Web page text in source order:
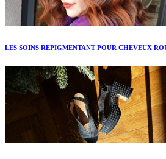
LES SOINS REPIGMENTANT POUR CHEVEUX